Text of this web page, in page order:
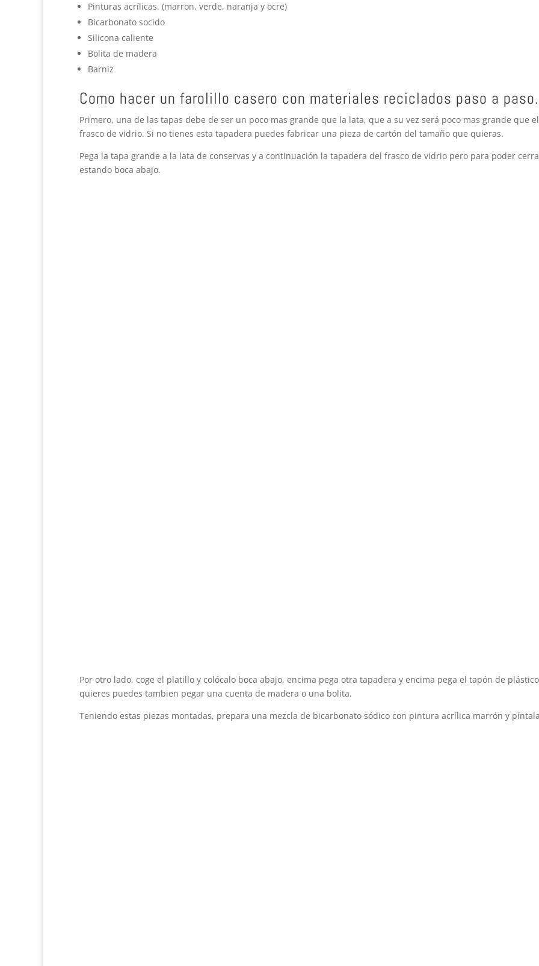
Pinturas acrílicas. (marron, verde, naranja y ocre)
Bicarbonato socido
Silicona caliente
Bolita de madera
Barniz
Como hacer un farolillo casero con materiales reciclados paso a paso.
Primero, una de las tapas debe de ser un poco mas grande que la lata, que a su vez será poco mas grande que el
frasco de vidrio. Si no tienes esta tapadera puedes fabricar una pieza de cartón del tamaño que quieras.
Pega la tapa grande a la lata de conservas y a continuación la tapadera del frasco de vidrio pero para poder
estando boca abajo.
Por otro lado, coge el platillo y colócalo boca abajo, encima pega otra tapadera y encima pega el tapón de
quieres puedes tambien pegar una cuenta de madera o una bolita.
Teniendo estas piezas montadas, prepara una mezcla de bicarbonato sódico con pintura acrílica marrón y